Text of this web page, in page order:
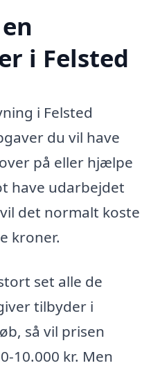
i Felsted
i Felsted
du vil have
på eller hjælpe
have udarbejdet
det normalt koste
kroner.
set alle de
tilbyder i
så vil prisen
10.000 kr. Men